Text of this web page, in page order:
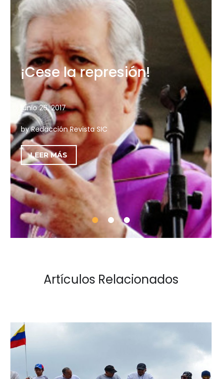
¡Cese la represión!
junio 26, 2017
by Redacción Revista SIC
LEER MÁS
Artículos Relacionados
a